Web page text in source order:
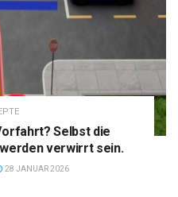
Selbst die
verwirrt sein.
28 JANUAR 2026